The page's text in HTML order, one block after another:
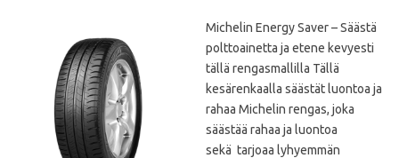
Michelin Energy Saver – Säästä
polttoainetta ja etene kevyesti
tällä rengasmallilla Tällä
kesärenkaalla säästät luontoa ja
rahaa Michelin rengas, joka
säästää rahaa ja luontoa
sekä tarjoaa lyhyemmän